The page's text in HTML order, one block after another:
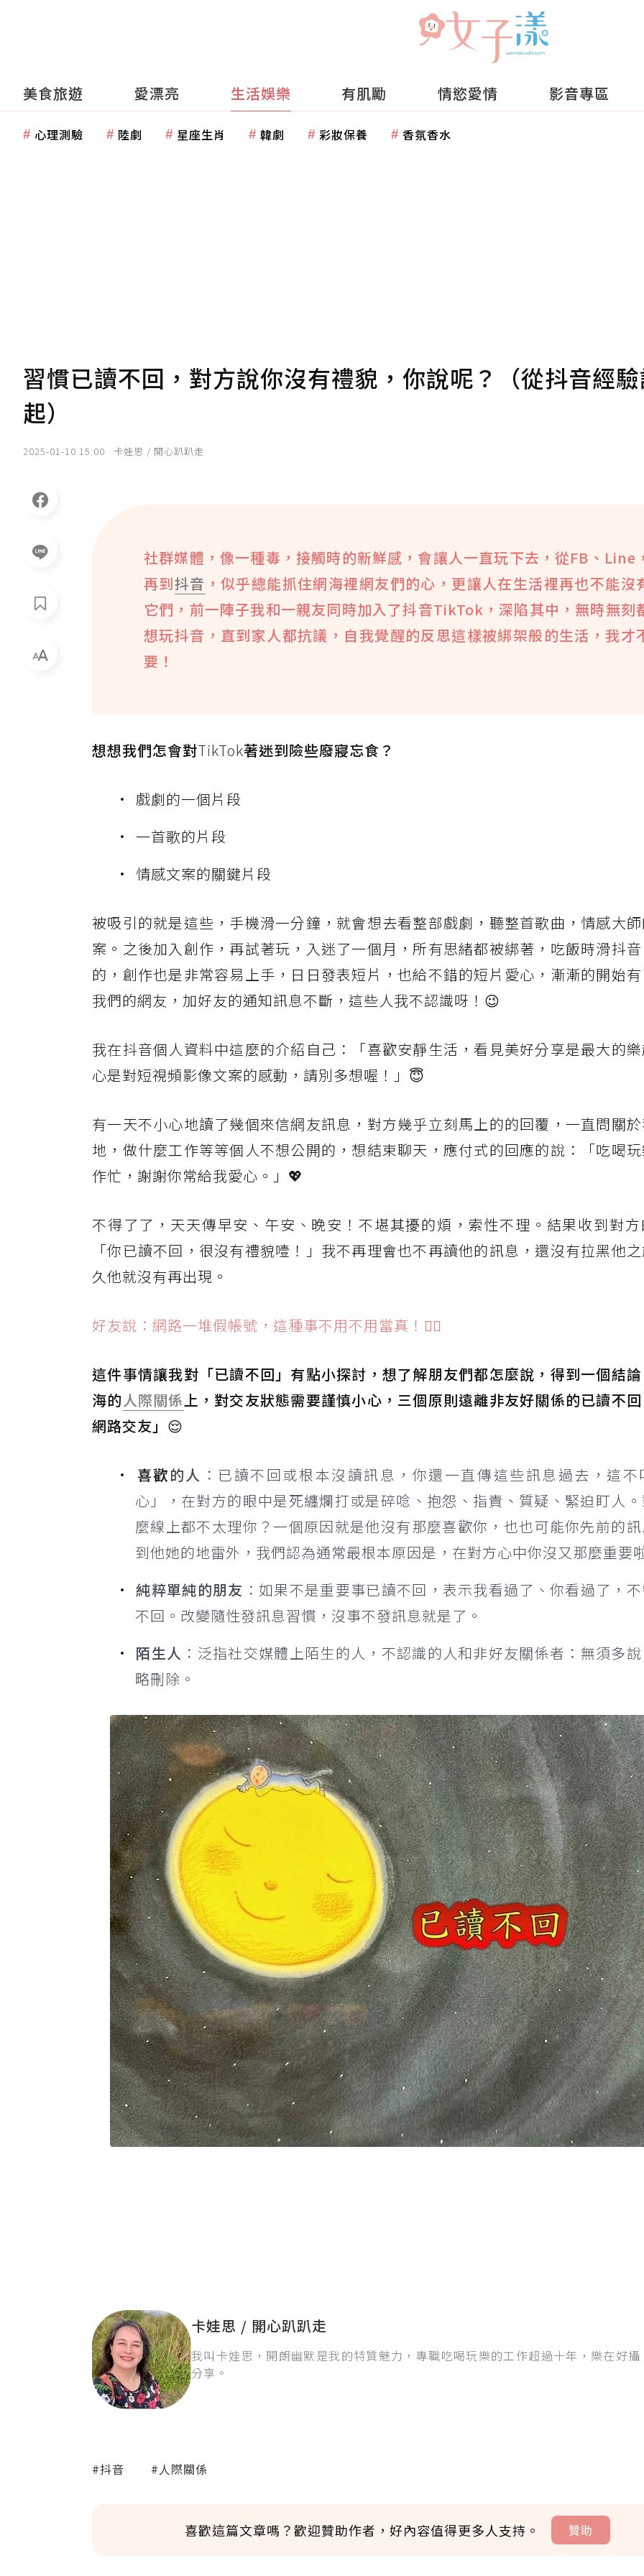
美食旅遊 愛漂亮 生活娛樂 有肌勵 情慾愛情 影音專區
心理測驗 陸劇 星座生肖 韓劇 彩妝保養 香氛香水
習慣已讀不回，對方說你沒有禮貌，你說呢？（從抖音經
起）
2025-01-10 15:00 卡娃思 / 開心趴趴走
社群媒體，像一種毒，接觸時的新鮮感，會讓人一直玩下去，從FB、Line
再到抖音 ，似乎總能抓住網海裡網友們的心，更讓人在生活裡再也不能沒
它們，前一陣子我和一親友同時加入了抖音TikTok，深陷其中，無時無刻
想玩抖音，直到家人都抗議，自我覺醒的反思這樣被綁架般的生活，我才
要！
想想我們怎會對TikTok著迷到險些廢寢忘食？
戲劇的一個片段
一首歌的片段
情感文案的關鍵片段
被吸引的就是這些，手機滑一分鐘，就會想去看整部戲劇，聽整首歌曲，情感大
案。之後加入創作，再試著玩，入迷了一個月，所有思緒都被綁著，吃飯時滑抖
的，創作也是非常容易上手，日日發表短片，也給不錯的短片愛心，漸漸的開始
我們的網友，加好友的通知訊息不斷，這些人我不認識呀！😉
我在抖音個人資料中這麼的介紹自己：「喜歡安靜生活，看見美好分享是最大的
心是對短視頻影像文案的感動，請別多想喔！」😇
有一天不小心地讀了幾個來信網友訊息，對方幾乎立刻馬上的的回覆，一直問關
地，做什麼工作等等個人不想公開的，想結束聊天，應付式的回應的說：「吃喝
作忙，謝謝你常給我愛心。」💖
不得了了，天天傳早安、午安、晚安！不堪其擾的煩，索性不理。結果收到對
「你已讀不回，很沒有禮貌噎！」我不再理會也不再讀他的訊息，還沒有拉黑他
久他就沒有再出現。
好友說：網路一堆假帳號，這種事不用不用當真！🙂‍↔️
這件事情讓我對「已讀不回」有點小探討，想了解朋友們都怎麼說，得到一個結
海的人際關係上，對交友狀態需要謹慎小心，三個原則遠離非友好關係的已讀不
網路交友」😌
喜歡的人 ：已讀不回或根本沒讀訊息，你還一直傳這些訊息過去，這
心」，在對方的眼中是死纏爛打或是碎唸、抱怨、指責、質疑、緊迫盯人
麼線上都不太理你？一個原因就是他沒有那麼喜歡你，也也可能你先前的
到他她的地雷外，我們認為通常最根本原因是，在對方心中你沒又那麼重要
純粹單純的朋友 ：如果不是重要事已讀不回，表示我看過了、你看過了，
不回。改變隨性發訊息習慣，沒事不發訊息就是了。
陌生人 ：泛指社交媒體上陌生的人，不認識的人和非好友關係者：無須多
略刪除。
卡娃思 / 開心趴趴走
我叫卡娃思，開朗幽默是我的特質魅力，專職吃喝玩樂的工作超過十年，樂在好
分享。
#抖音 #人際關係
喜歡這篇文章嗎？歡迎贊助作者，好內容值得更多人支持。 贊助